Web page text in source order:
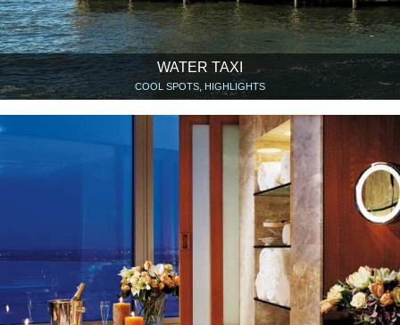
WATER TAXI
COOL SPOTS, HIGHLIGHTS